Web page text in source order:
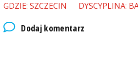
GDZIE: SZCZECIN DYSCYPLINA:
Dodaj komentarz